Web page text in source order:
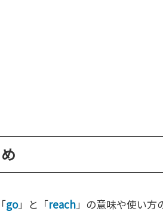
go」と「reach」の意味や使い